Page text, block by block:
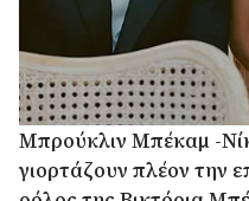
Μπρούκλιν Μπέκαμ -
γιορτάζουν πλέον την